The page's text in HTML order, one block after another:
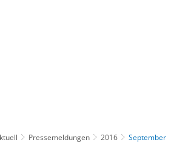
Pressemeldungen 2016 September